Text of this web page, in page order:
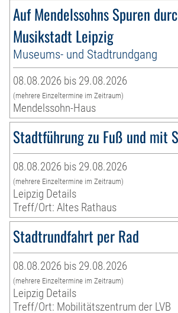
Auf Mendelssohns Spuren
Musikstadt Leipzig
Museums- und Stadtrundgang
08.08.2026 bis 29.08.2026
(mehrere Einzeltermine im Zeitraum)
Mendelssohn-Haus
Stadtführung zu Fuß und mit
08.08.2026 bis 29.08.2026
(mehrere Einzeltermine im Zeitraum)
Leipzig Details
Treff/Ort: Altes Rathaus
Stadtrundfahrt per Rad
08.08.2026 bis 29.08.2026
(mehrere Einzeltermine im Zeitraum)
Leipzig Details
Treff/Ort: Mobilitätszentrum der LVB